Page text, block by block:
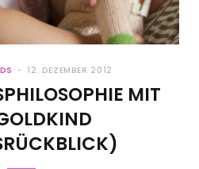
12. DEZEMBER 2012
MIT